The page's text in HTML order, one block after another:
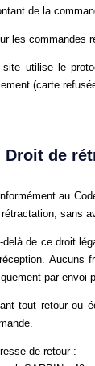
de la
les commandes
site utilise le
(carte
Droit de
au
sans
delà de ce droit
Aucuns
par envoi
tout retour ou
de retour :